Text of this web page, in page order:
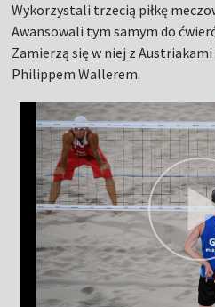
Wykorzystali trzecią piłkę
Awansowali tym samym do
Zamierzą się w niej z
Philippem Wallerem.